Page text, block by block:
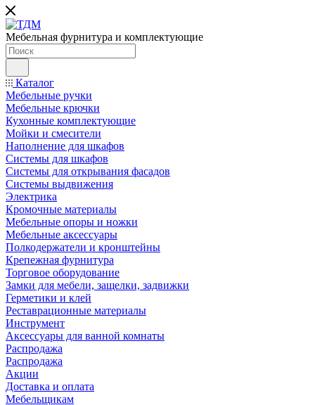
Мебельная фурнитура и комплектующие
Каталог
Мебельные ручки
Мебельные крючки
Кухонные комплектующие
Мойки и смесители
Наполнение для шкафов
Cистемы для шкафов
Системы для открывания фасадов
Системы выдвижения
Электрика
Кромочные материалы
Мебельные опоры и ножки
Мебельные аксессуары
Полкодержатели и кронштейны
Крепежная фурнитура
Торговое оборудование
Замки для мебели, защелки, задвижки
Герметики и клей
Реставрационные материалы
Инструмент
Аксессуары для ванной комнаты
Распродажа
Распродажа
Акции
Доставка и оплата
Мебельщикам